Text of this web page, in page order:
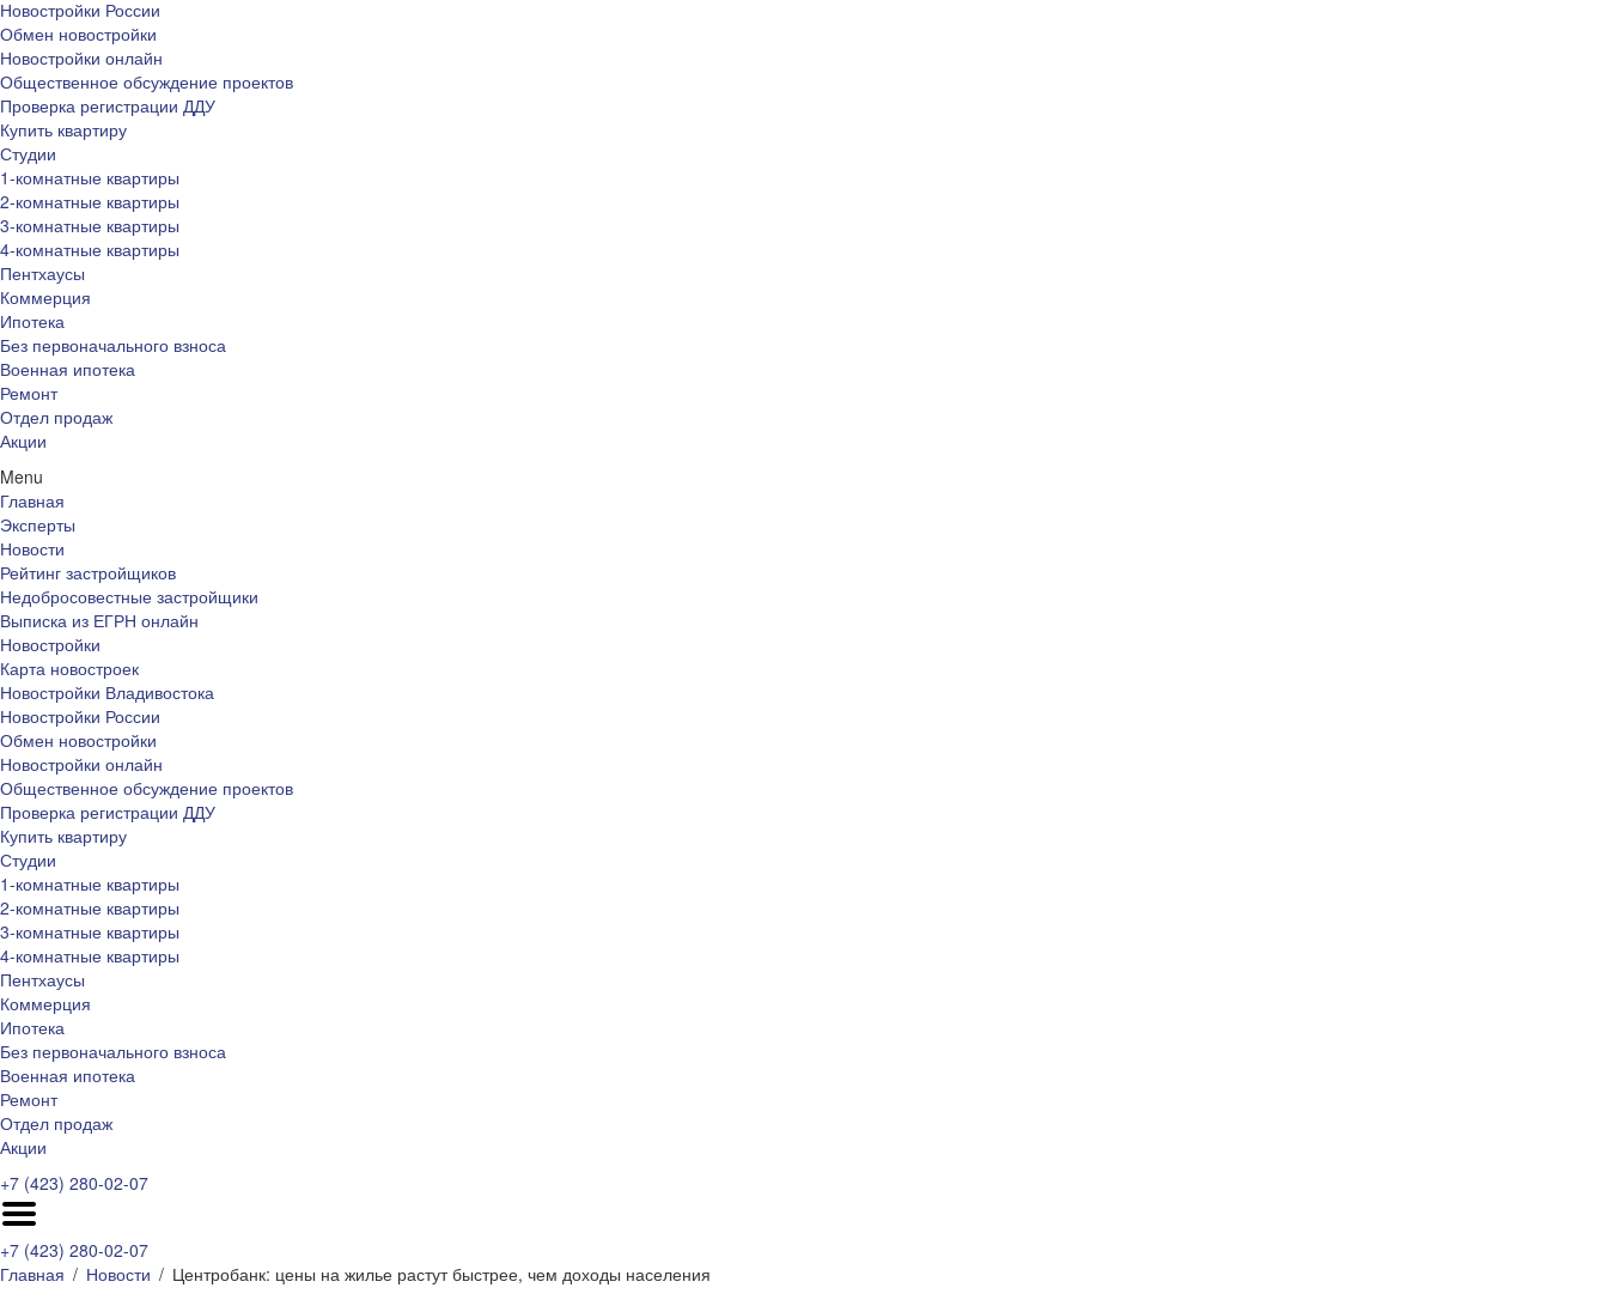
Новостройки России
Обмен новостройки
Новостройки онлайн
Общественное обсуждение проектов
Проверка регистрации ДДУ
Купить квартиру
Студии
1-комнатные квартиры
2-комнатные квартиры
3-комнатные квартиры
4-комнатные квартиры
Пентхаусы
Коммерция
Ипотека
Без первоначального взноса
Военная ипотека
Ремонт
Отдел продаж
Акции
Menu
Главная
Эксперты
Новости
Рейтинг застройщиков
Недобросовестные застройщики
Выписка из ЕГРН онлайн
Новостройки
Карта новостроек
Новостройки Владивостока
Новостройки России
Обмен новостройки
Новостройки онлайн
Общественное обсуждение проектов
Проверка регистрации ДДУ
Купить квартиру
Студии
1-комнатные квартиры
2-комнатные квартиры
3-комнатные квартиры
4-комнатные квартиры
Пентхаусы
Коммерция
Ипотека
Без первоначального взноса
Военная ипотека
Ремонт
Отдел продаж
Акции
+7 (423) 280-02-07
+7 (423) 280-02-07
Главная
Новости Центробанк: цены на жилье растут быстрее, чем доходы населения